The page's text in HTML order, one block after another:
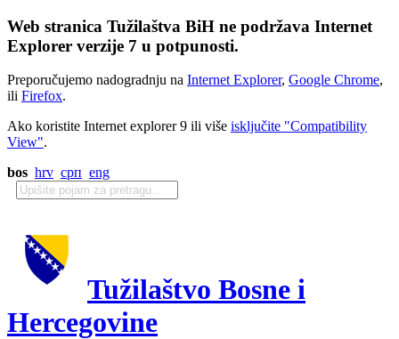
Web stranica Tužilaštva BiH ne podržava Internet
Explorer verzije 7 u potpunosti.
Preporučujemo nadogradnju na Internet Explorer, Google Chrome,
ili Firefox.
Ako koristite Internet explorer 9 ili više isključite "Compatibility
View".
bos hrv срп eng
Tužilaštvo Bosne i
Hercegovine